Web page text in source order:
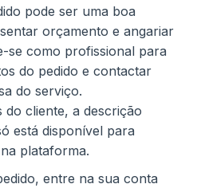
pode ser uma boa
orçamento e angariar
se como profissional para
do pedido e contactar
do serviço.
cliente, a descrição
está disponível para
plataforma.
entre na sua conta